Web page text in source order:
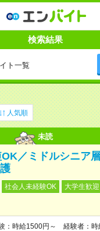
検索結果
ト一覧
人気順
未読
／ミドルシニア
社会人未経験OK 大学生歓迎
：時給1500円～ 経験者：